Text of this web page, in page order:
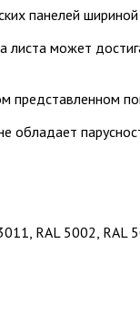
панелей
может
обладает
RAL 5002,